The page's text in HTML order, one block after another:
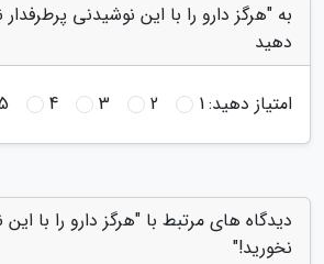
به "هرگز دارو را با این نوشیدنی پرطرفدار
دهید
امتیاز دهید:1
2
3
4
دیدگاه های مرتبط با "هرگز دارو را با
نخورید!"